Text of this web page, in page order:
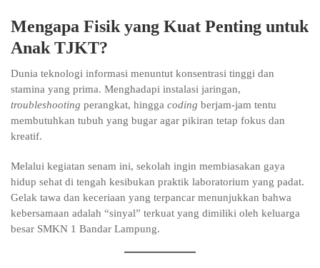
Mengapa Fisik yang Kuat Penting untuk
Anak TJKT?
Dunia teknologi informasi menuntut konsentrasi tinggi dan
stamina yang prima. Menghadapi instalasi jaringan,
troubleshooting perangkat, hingga coding berjam-jam tentu
membutuhkan tubuh yang bugar agar pikiran tetap fokus dan
kreatif.
Melalui kegiatan senam ini, sekolah ingin membiasakan gaya
hidup sehat di tengah kesibukan praktik laboratorium yang padat.
Gelak tawa dan keceriaan yang terpancar menunjukkan bahwa
kebersamaan adalah “sinyal” terkuat yang dimiliki oleh keluarga
besar SMKN 1 Bandar Lampung.